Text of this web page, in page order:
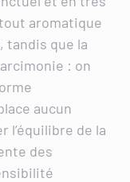
aromatique
tandis que la
: on
aucun
de la
des